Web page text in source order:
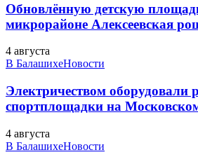
Обновлённую детскую
микрорайоне Алексеевская
4 августа
В БалашихеНовости
Электричеством оборудовали
спортплощадки на
4 августа
В БалашихеНовости